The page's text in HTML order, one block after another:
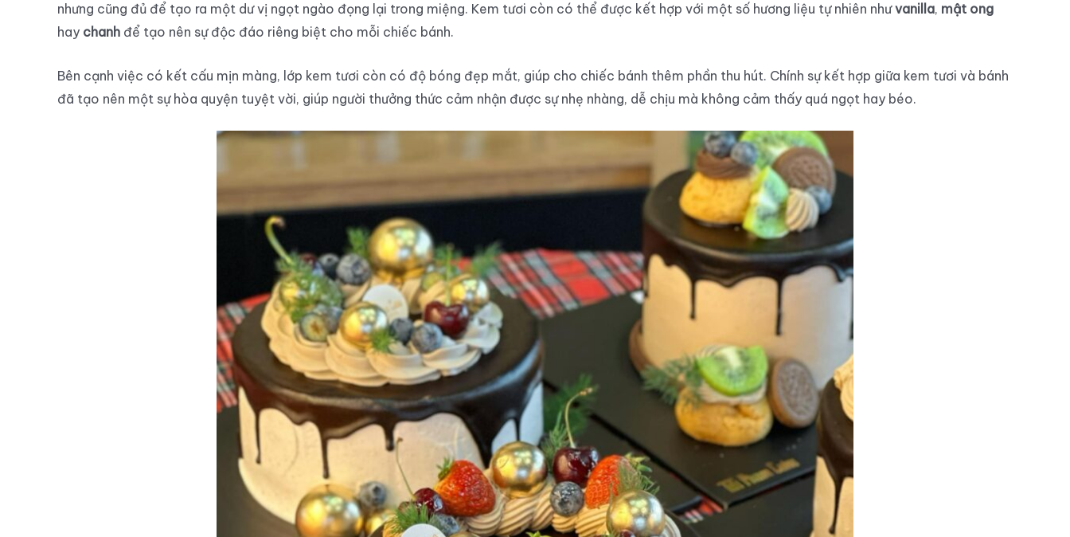
nhưng cũng đủ để tạo ra một dư vị ngọt ngào đọng lại trong miệng. Kem tươi còn có thể được kết hợp với một số hương liệu tự nhiên nhưvanilla, mật ong
hay chanh để tạo nên sự độc đáo riêng biệt cho mỗi chiếc bánh.
Bên cạnh việc có kết cấu mịn màng, lớp kem tươi còn có độ bóng đẹp mắt, giúp cho chiếc bánh thêm phần thu hút. Chính sự kết hợp giữa kem tươi và bánh
đã tạo nên một sự hòa quyện tuyệt vời, giúp người thưởng thức cảm nhận được sự nhẹ nhàng, dễ chịu mà không cảm thấy quá ngọt hay béo.